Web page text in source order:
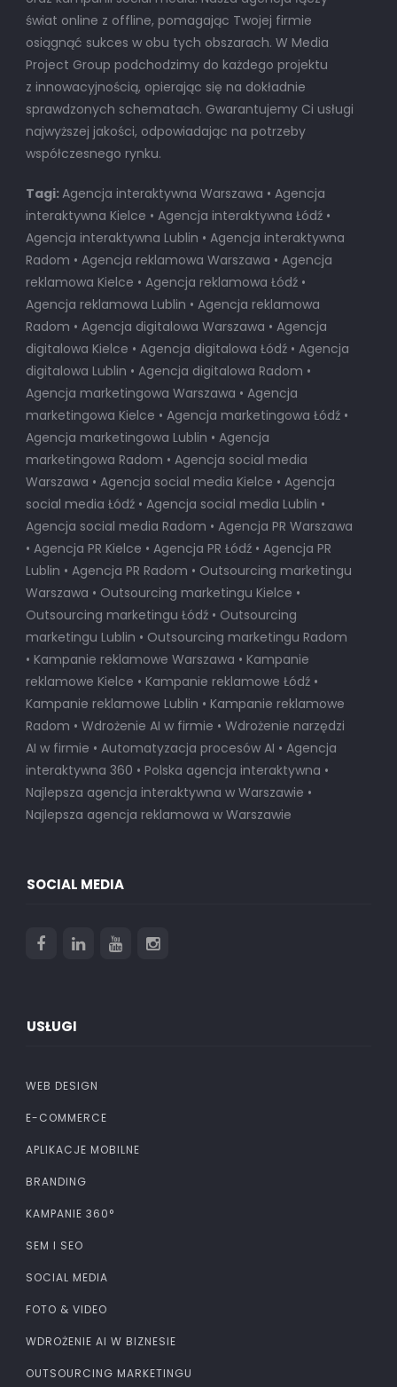
świat online z offline, pomagając Twojej firmie
osiągnąć sukces w obu tych obszarach. W Media
Project Group podchodzimy do każdego projektu
z innowacyjnością, opierając się na dokładnie
sprawdzonych schematach. Gwarantujemy Ci usługi
najwyższej jakości, odpowiadając na potrzeby
współczesnego rynku.
Tagi:Agencja interaktywna Warszawa • Agencja
interaktywna Kielce • Agencja interaktywna Łódź •
Agencja interaktywna Lublin • Agencja interaktywna
Radom • Agencja reklamowa Warszawa • Agencja
reklamowa Kielce • Agencja reklamowa Łódź •
Agencja reklamowa Lublin • Agencja reklamowa
Radom • Agencja digitalowa Warszawa • Agencja
digitalowa Kielce • Agencja digitalowa Łódź • Agencja
digitalowa Lublin • Agencja digitalowa Radom •
Agencja marketingowa Warszawa • Agencja
marketingowa Kielce • Agencja marketingowa Łódź •
Agencja marketingowa Lublin • Agencja
marketingowa Radom • Agencja social media
Warszawa • Agencja social media Kielce • Agencja
social media Łódź • Agencja social media Lublin •
Agencja social media Radom • Agencja PR Warszawa
• Agencja PR Kielce • Agencja PR Łódź • Agencja PR
Lublin • Agencja PR Radom • Outsourcing marketingu
Warszawa • Outsourcing marketingu Kielce •
Outsourcing marketingu Łódź • Outsourcing
marketingu Lublin • Outsourcing marketingu Radom
• Kampanie reklamowe Warszawa • Kampanie
reklamowe Kielce • Kampanie reklamowe Łódź •
Kampanie reklamowe Lublin • Kampanie reklamowe
Radom • Wdrożenie AI w firmie • Wdrożenie narzędzi
AI w firmie • Automatyzacja procesów AI • Agencja
interaktywna 360 • Polska agencja interaktywna •
Najlepsza agencja interaktywna w Warszawie •
Najlepsza agencja reklamowa w Warszawie
SOCIAL MEDIA
USŁUGI
WEB DESIGN
E-COMMERCE
APLIKACJE MOBILNE
BRANDING
KAMPANIE 360°
SEM I SEO
SOCIAL MEDIA
FOTO & VIDEO
WDROŻENIE AI W BIZNESIE
OUTSOURCING MARKETINGU